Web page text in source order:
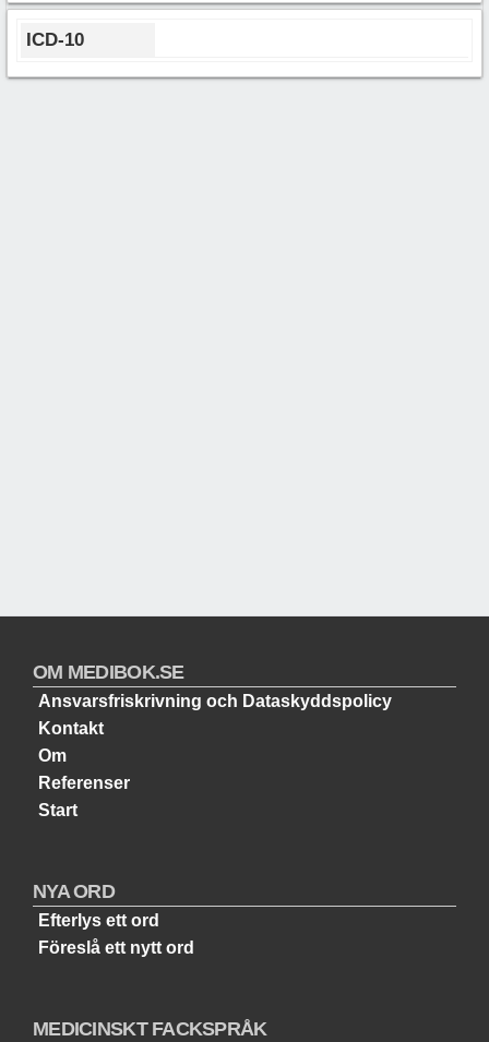
ICD-10
OM MEDIBOK.SE
Ansvarsfriskrivning och Dataskyddspolicy
Kontakt
Om
Referenser
Start
NYA ORD
Efterlys ett ord
Föreslå ett nytt ord
MEDICINSKT FACKSPRÅK